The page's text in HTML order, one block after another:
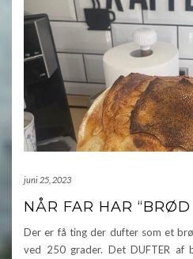
juni 25, 2023
NÅR FAR HAR
Der er få ting der dufter som et
ved 250 grader. Det DUFTER af